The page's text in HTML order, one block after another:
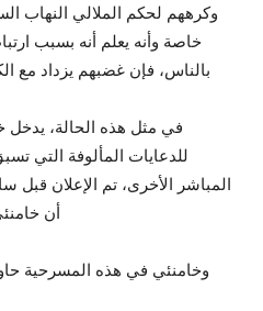
وكرههم لحكم الملالي النهاب
خاصة وأنه يعلم أنه بسبب
بالناس، فإن غضبهم يزداد مع
في مثل هذه الحالة، يدخل
للدعايات المألوفة التي
المباشر الأخرى، تم الإعلان قبل
أن
وخامنئي في هذه المسرحية